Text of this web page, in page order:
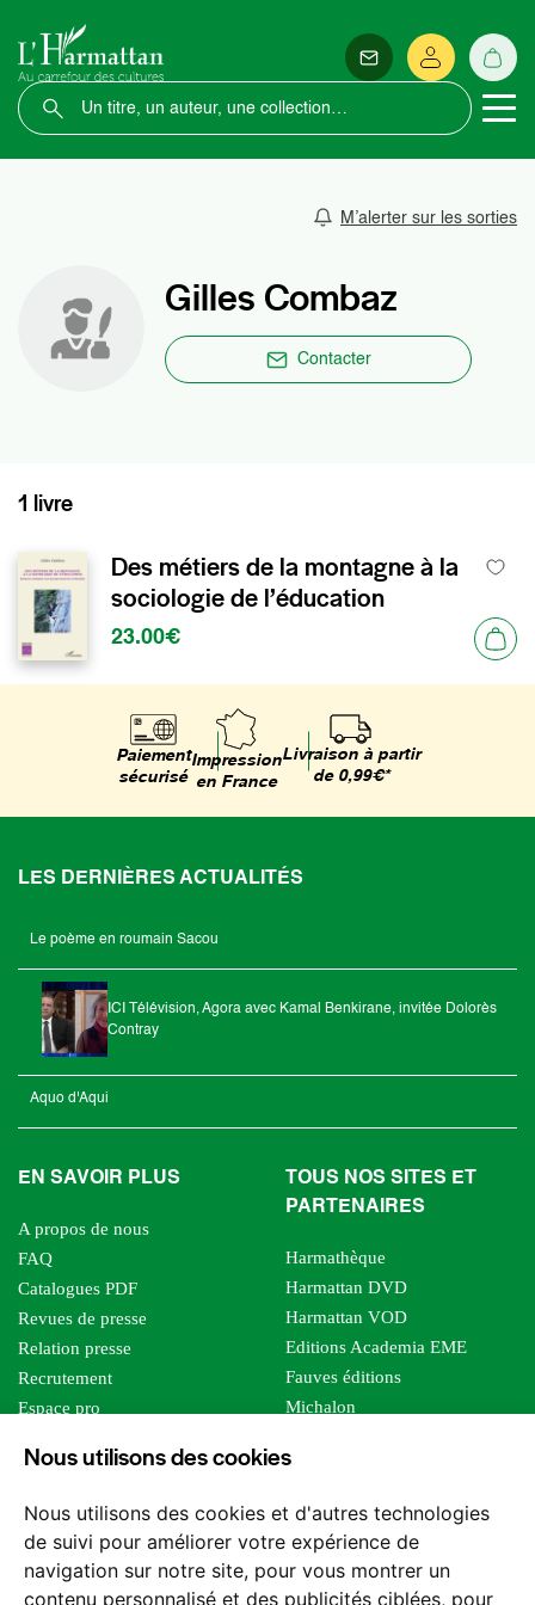
Nous utilisons des cookies
Nous utilisons des cookies et d'autres technologies
de suivi pour améliorer votre expérience de
navigation sur notre site, pour vous montrer un
contenu personnalisé et des publicités ciblées, pour
M’alerter sur les sorties
Gilles Combaz
Contacter
1 livre
Des métiers de la montagne à la
sociologie de l’éducation
23.00€
Paiement
sécurisé
Impression
en France
Livraison à partir
de 0,99€*
LES DERNIÈRES ACTUALITÉS
Le poème en roumain Sacou
ICI Télévision, Agora avec Kamal Benkirane, invitée Dolorès
Contray
Aquo d'Aqui
EN SAVOIR PLUS
A propos de nous
FAQ
Catalogues PDF
Revues de presse
Relation presse
Recrutement
Espace pro
Foreign rights
TOUS NOS SITES ET
PARTENAIRES
Harmathèque
Harmattan DVD
Harmattan VOD
Editions Academia EME
Fauves éditions
Michalon
Editions Sutton
Les impliqués
Tous les éditeurs